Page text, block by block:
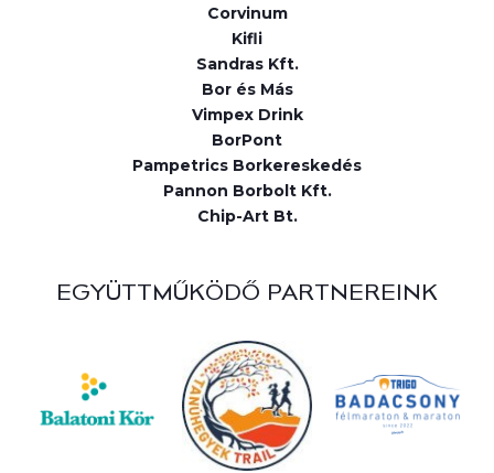
Corvinum
Kifli
Sandras Kft.
Bor és Más
Vimpex Drink
BorPont
Pampetrics Borkereskedés
Pannon Borbolt Kft.
Chip-Art Bt.
EGYÜTTMŰKÖDŐ PARTNEREINK